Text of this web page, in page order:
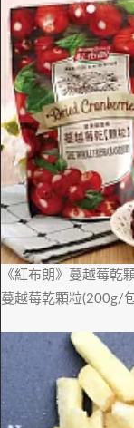
《紅布朗》蔓越莓乾
蔓越莓乾顆粒(200g/